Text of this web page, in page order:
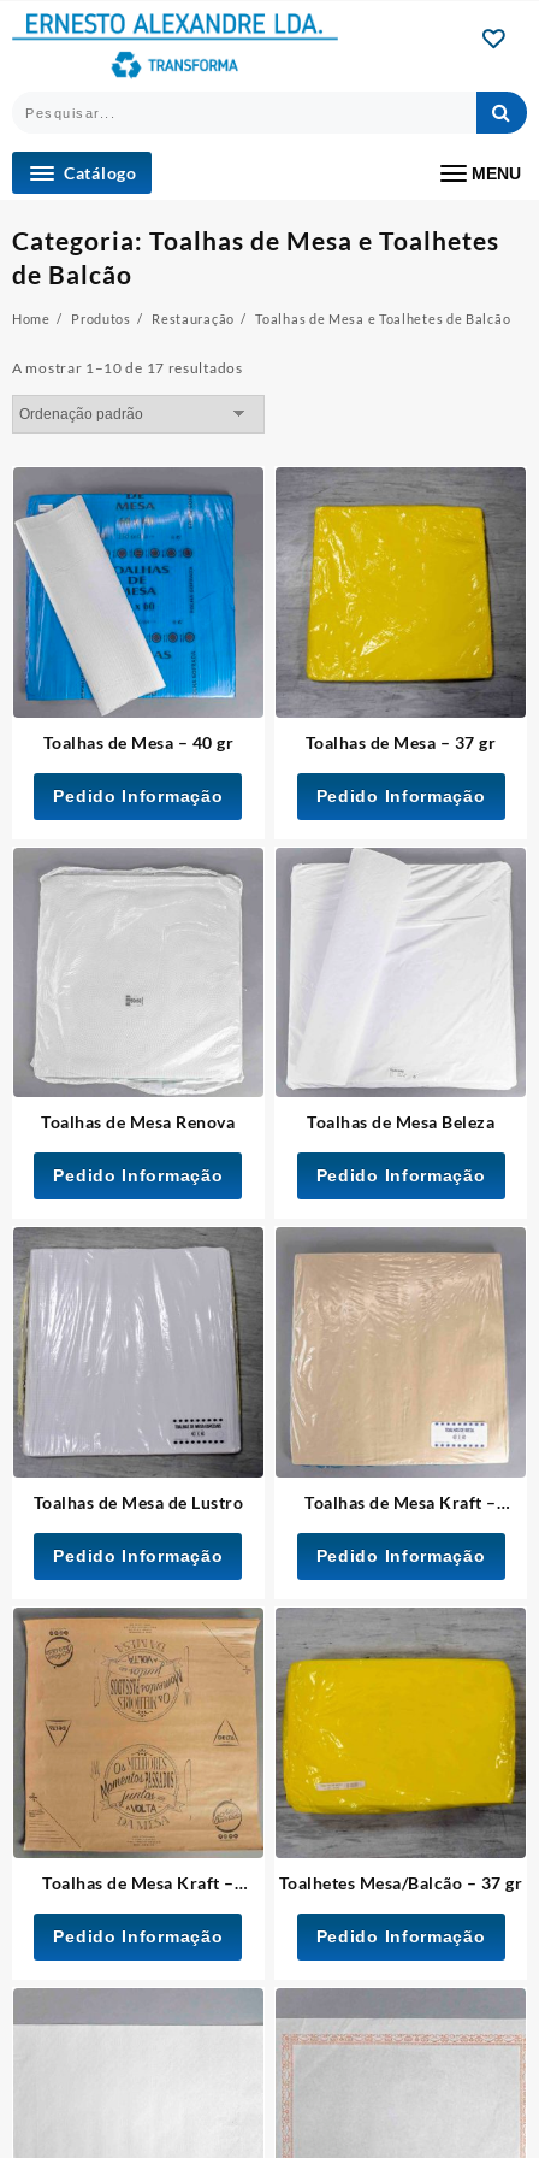
Skip
to
Catálogo MENU
Categoria: Toalhas de Mesa e Toalhetes
de Balcão
Home Produtos Restauração Toalhas de Mesa e Toalhetes de Balcão
A mostrar 1–10 de 17 resultados
Toalhas de Mesa – 40 gr
Pedido Informação
Toalhas de Mesa – 37 gr
Pedido Informação
Toalhas de Mesa Renova
Pedido Informação
Toalhas de Mesa Beleza
Pedido Informação
Toalhas de Mesa de Lustro
Pedido Informação
Toalhas de Mesa Kraft –
Pedido Informação
Toalhas de Mesa Kraft –
Pedido Informação
Toalhetes Mesa/Balcão – 37 gr
Pedido Informação